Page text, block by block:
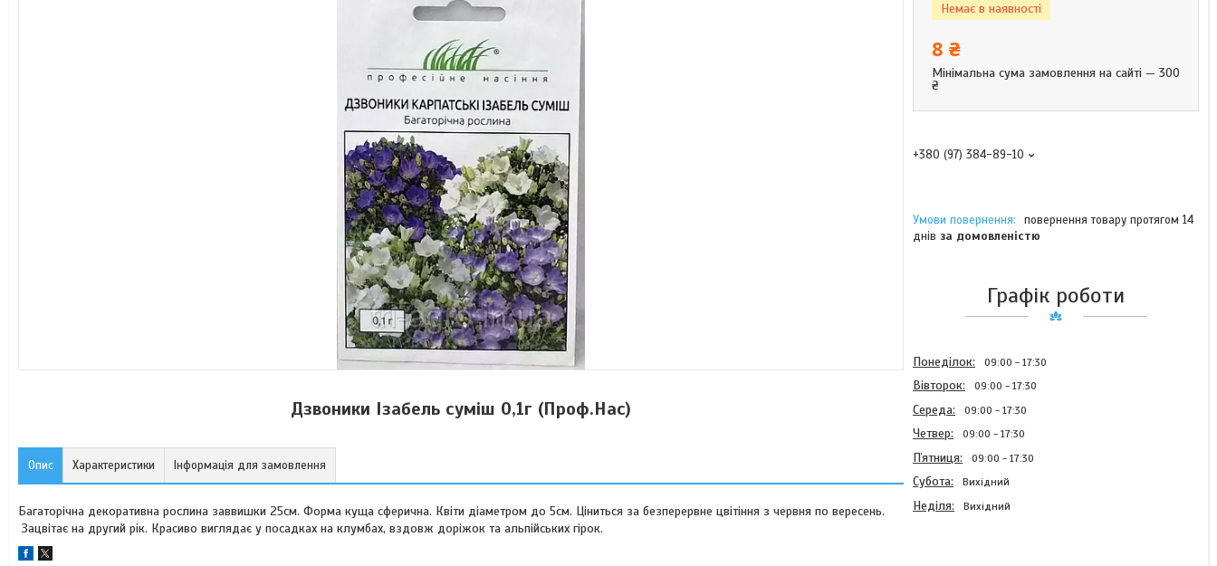
Дзвоники Ізабель суміш 0,1г (Проф.Нас)
Опис Характеристики Інформація для замовлення
Багаторічна декоративна рослина заввишки 25см. Форма куща сферична. Квіти діаметром до 5см. Ціниться за безперервне цвітіння з червня по вересень.
Зацвітає на другий рік. Красиво виглядає у посадках на клумбах, вздовж доріжок та альпійських гірок.
Немає в наявності
8 ₴
Мінімальна сума замовлення на сайті — 300
₴
+380 (97) 384-89-10
повернення товару протягом 14
днів за домовленістю
Графік роботи
Понеділок 09:00 17:30
Вівторок 09:00 17:30
Середа 09:00 17:30
Четвер 09:00 17:30
Пʼятниця 09:00 17:30
Субота Вихідний
Неділя Вихідний